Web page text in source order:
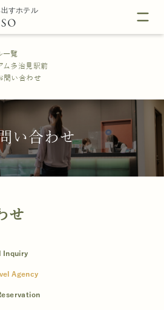
一覧
ム多治見駅前
問い合わせ
い合わせ
せ
Inquiry
Agency